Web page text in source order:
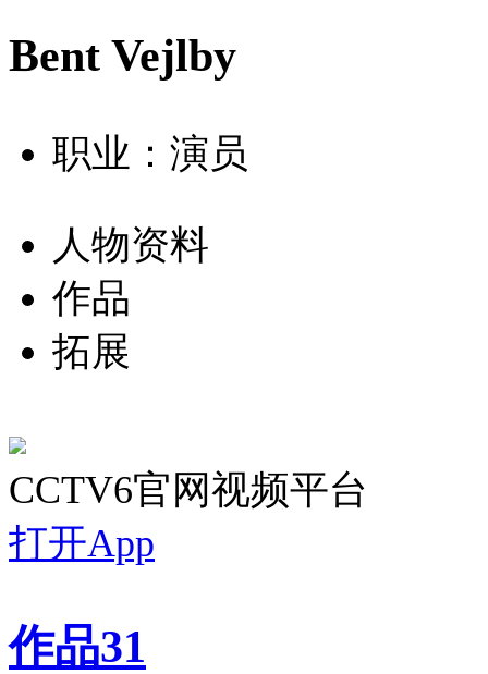
Bent Vejlby
职业：演员
人物资料
作品
拓展
CCTV6官网视频平台
打开App
作品31